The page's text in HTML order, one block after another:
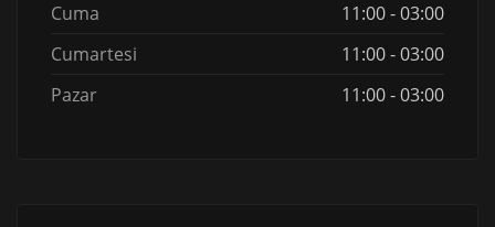
Cuma
11:00 - 03:00
Cumartesi
11:00 - 03:00
Pazar
11:00 - 03:00